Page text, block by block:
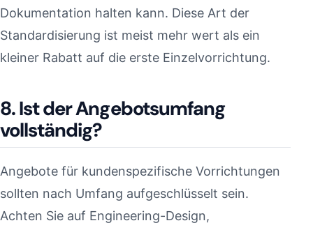
Dokumentation halten kann. Diese Art der
Standardisierung ist meist mehr wert als ein
kleiner Rabatt auf die erste Einzelvorrichtung.
8. Ist der Angebotsumfang
vollständig?
Angebote für kundenspezifische Vorrichtungen
sollten nach Umfang aufgeschlüsselt sein.
Achten Sie auf Engineering-Design,